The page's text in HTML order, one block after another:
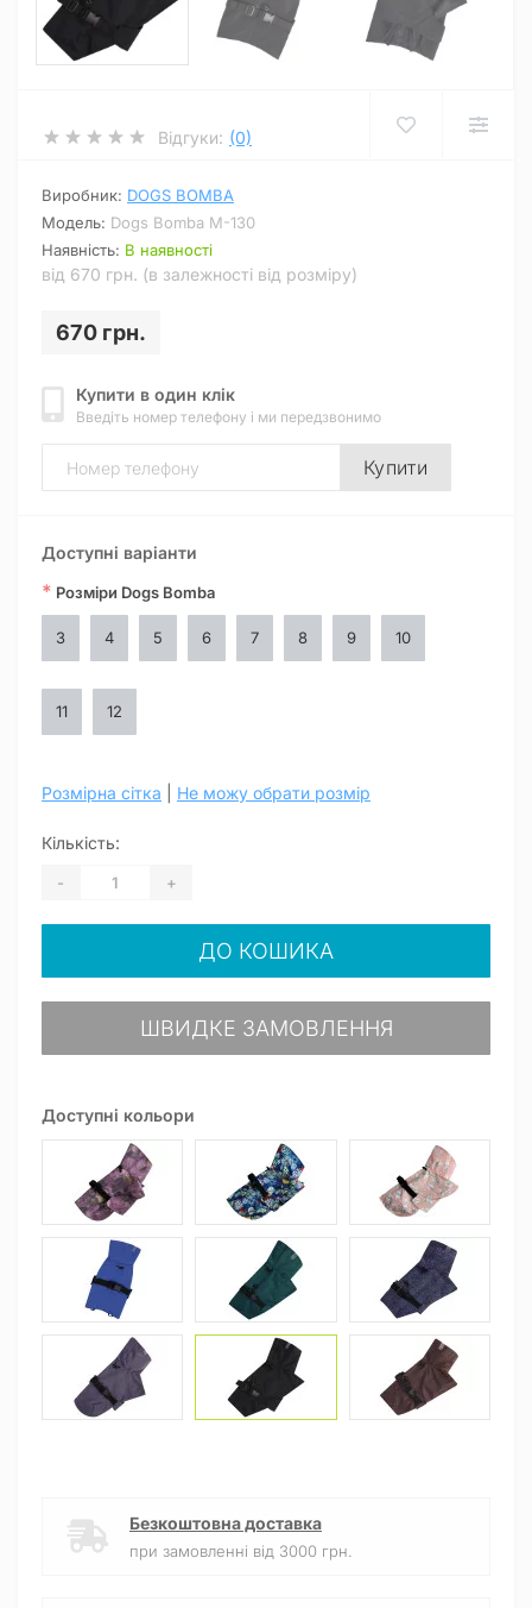
Відгуки: (0)
Виробник: DOGS BOMBA
Модель: Dogs Bomba M-130
Наявність: В наявності
від 670 грн. (в залежності від розміру)
670 грн.
Купити в один клік
Введіть номер телефону і ми передзвонимо
Купити
Доступні кольори
Доступні варіанти
* Розміри Dogs Bomba
3 4 5 6 7 8 9 10
11 12
Розмірна сітка Не можу обрати розмір
Кількість:
- +
ДО КОШИКА
ШВИДКЕ ЗАМОВЛЕННЯ
Безкоштовна доставка
при замовленні від 3000 грн.